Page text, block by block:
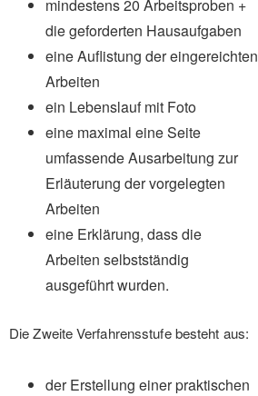
mindestens 20 Arbeitsproben +
die geforderten Hausaufgaben
eine Auflistung der eingereichten
Arbeiten
ein Lebenslauf mit Foto
eine maximal eine Seite
umfassende Ausarbeitung zur
Erläuterung der vorgelegten
Arbeiten
eine Erklärung, dass die
Arbeiten selbstständig
ausgeführt wurden.
Die Zweite Verfahrensstufe besteht aus:
der Erstellung einer praktischen